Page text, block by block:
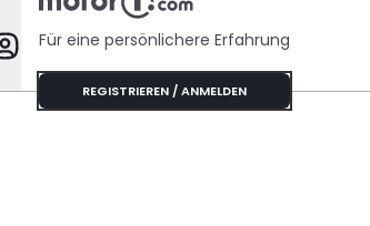
Specials
Für eine persönlichere Erfahrung
REGISTRIEREN / ANMELDEN